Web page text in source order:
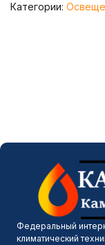
Категории:
Федеральный
климатический